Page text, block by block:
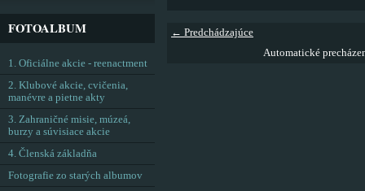
← Predchádzajúce
Automatické
FOTOALBUM
1. Oficiálne akcie - reenactment
2. Klubové akcie, cvičenia,
manévre a pietne akty
3. Zahraničné misie, múzeá,
burzy a súvisiace akcie
4. Členská základňa
Fotografie zo starých albumov